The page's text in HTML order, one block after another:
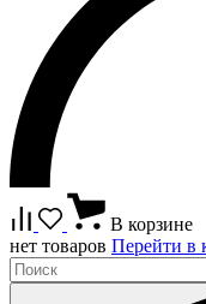
В корзине
нет товаров Перейти в